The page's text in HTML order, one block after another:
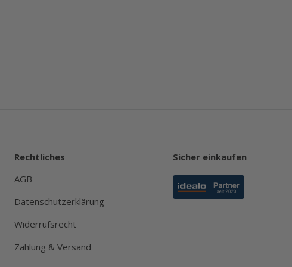
Rechtliches
AGB
Datenschutzerklärung
Widerrufsrecht
Zahlung & Versand
Sicher einkaufen